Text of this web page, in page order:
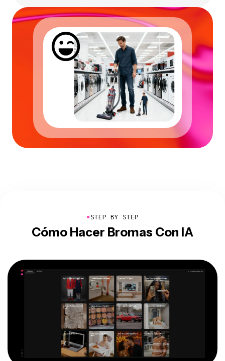
●STEP BY STEP
Cómo Hacer Bromas Con IA